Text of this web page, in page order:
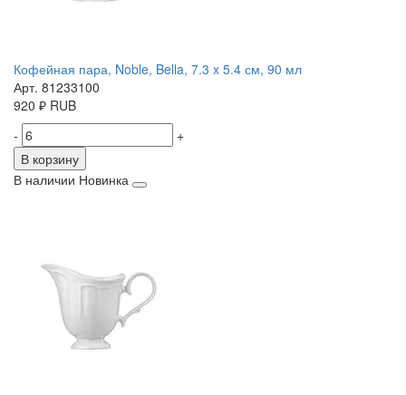
Кофейная пара, Noble, Bella, 7.3 x 5.4 см, 90 мл
Арт. 81233100
920 ₽ RUB
-
+
В корзину
В наличии Новинка